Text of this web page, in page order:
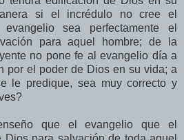
si el incrédulo no cree el
sea perfectamente el
para aquel hombre; de la
no pone fe al evangelio día a
por el poder de Dios en su vida; a
le predique, sea muy correcto y
que el evangelio que el